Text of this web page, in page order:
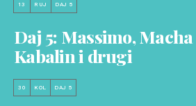
13 RUJ DAJ 5
Daj 5: Massimo, Macha
Kabalin i drugi
30 KOL DAJ 5